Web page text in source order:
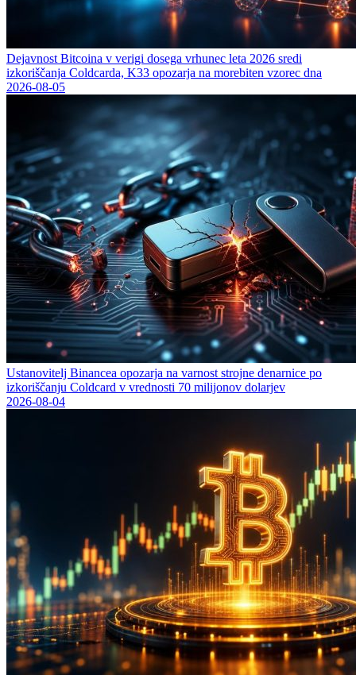
Dejavnost Bitcoina v verigi dosega vrhunec leta 2026 sredi
izkoriščanja Coldcarda, K33 opozarja na morebiten vzorec dna
2026-08-05
Ustanovitelj Binancea opozarja na varnost strojne denarnice po
izkoriščanju Coldcard v vrednosti 70 milijonov dolarjev
2026-08-04